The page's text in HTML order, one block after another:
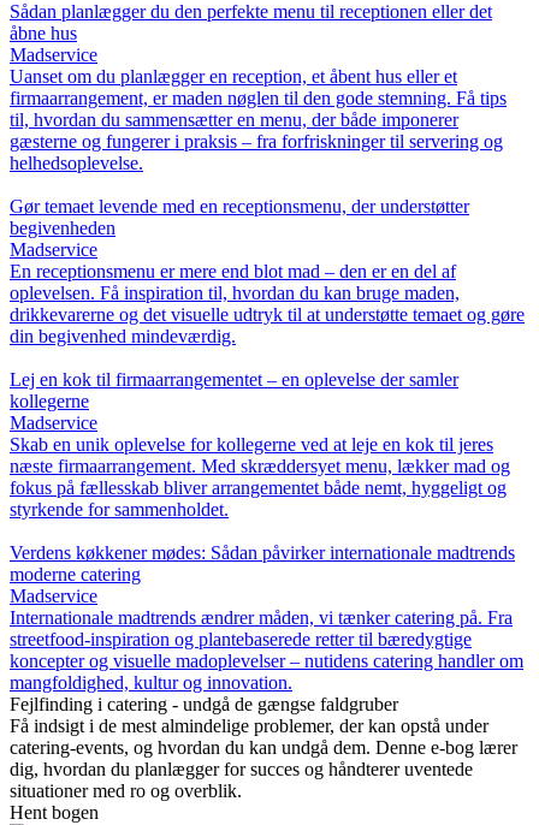
Sådan planlægger du den perfekte menu til receptionen eller det
åbne hus
Madservice
Uanset om du planlægger en reception, et åbent hus eller et
firmaarrangement, er maden nøglen til den gode stemning. Få tips
til, hvordan du sammensætter en menu, der både imponerer
gæsterne og fungerer i praksis – fra forfriskninger til servering og
helhedsoplevelse.
Gør temaet levende med en receptionsmenu, der understøtter
begivenheden
Madservice
En receptionsmenu er mere end blot mad – den er en del af
oplevelsen. Få inspiration til, hvordan du kan bruge maden,
drikkevarerne og det visuelle udtryk til at understøtte temaet og gøre
din begivenhed mindeværdig.
Lej en kok til firmaarrangementet – en oplevelse der samler
kollegerne
Madservice
Skab en unik oplevelse for kollegerne ved at leje en kok til jeres
næste firmaarrangement. Med skræddersyet menu, lækker mad og
fokus på fællesskab bliver arrangementet både nemt, hyggeligt og
styrkende for sammenholdet.
Verdens køkkener mødes: Sådan påvirker internationale madtrends
moderne catering
Madservice
Internationale madtrends ændrer måden, vi tænker catering på. Fra
streetfood-inspiration og plantebaserede retter til bæredygtige
koncepter og visuelle madoplevelser – nutidens catering handler om
mangfoldighed, kultur og innovation.
Fejlfinding i catering - undgå de gængse faldgruber
Få indsigt i de mest almindelige problemer, der kan opstå under
catering-events, og hvordan du kan undgå dem. Denne e-bog lærer
dig, hvordan du planlægger for succes og håndterer uventede
situationer med ro og overblik.
Hent bogen